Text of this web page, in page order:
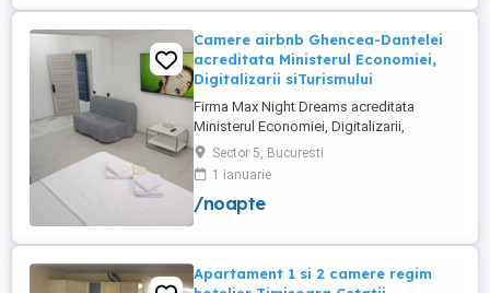
party, ...
Camere airbnb Ghencea-Dantelei
acreditata Ministerul Economiei,
Digitalizarii siTurismului
Firma Max Night Dreams acreditata
Ministerul Economiei, Digitalizarii,
Antreprenoriatului si Turismului închiriază
in regim hotelier in zona Drumul Taberei -
Ghencea diferite tipuri de camere Camera
single cu o suprafață totală de 16mp
cu o suprafață totală de ...
Sector 5, Bucuresti
1 ianuarie
/noapte
Apartament 1 si 2 camere regim